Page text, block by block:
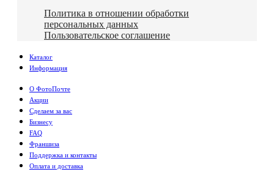
Политика в отношении обработки
персональных данных
Пользовательское соглашение
Каталог
Информация
О ФотоПочте
Акции
Сделаем за вас
Бизнесу
FAQ
Франшиза
Поддержка и контакты
Оплата и доставка